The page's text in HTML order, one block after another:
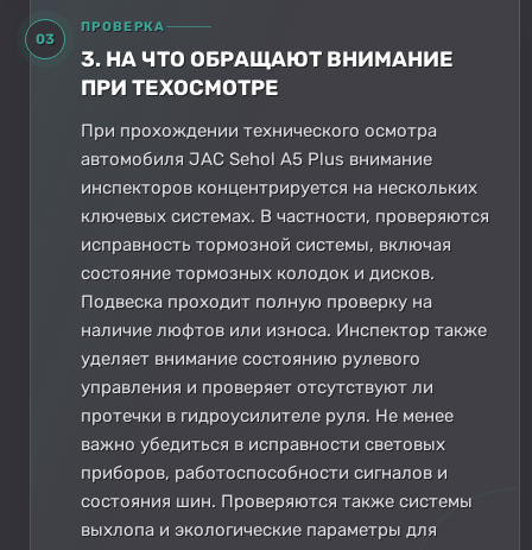
03
ПРОВЕРКА
3. НА ЧТО ОБРАЩАЮТ ВНИМАНИЕ
ПРИ ТЕХОСМОТРЕ
При прохождении технического осмотра
автомобиля JAC Sehol A5 Plus внимание
инспекторов концентрируется на нескольких
ключевых системах. В частности, проверяются
исправность тормозной системы, включая
состояние тормозных колодок и дисков.
Подвеска проходит полную проверку на
наличие люфтов или износа. Инспектор также
уделяет внимание состоянию рулевого
управления и проверяет отсутствуют ли
протечки в гидроусилителе руля. Не менее
важно убедиться в исправности световых
приборов, работоспособности сигналов и
состояния шин. Проверяются также системы
выхлопа и экологические параметры для